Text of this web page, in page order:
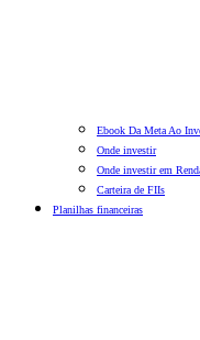
Ebook Da Meta Ao
Onde investir
Onde investir em
Carteira de FIIs
Planilhas financeiras